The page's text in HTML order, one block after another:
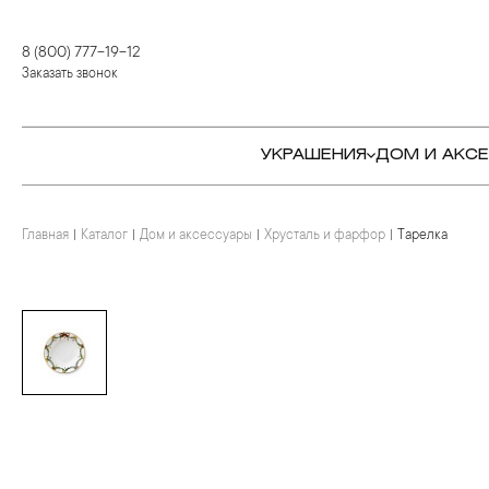
8 (800) 777-19-12
Заказать звонок
УКРАШЕНИЯ
КОЛЬЦА
БРОШИ
ДОМ И
СТОЛОВЫЕ ПРИБОРЫ
ДЛЯ КОФЕ
КОЛЬЦА
КОЛЬЕ И ПОДВЕСКИ
Главная Каталог Дом и аксессуары Хрусталь и фарфор Тарелка